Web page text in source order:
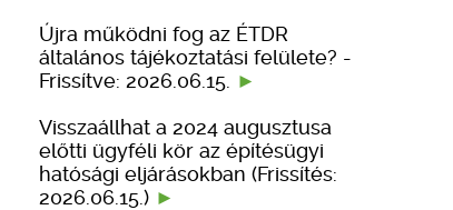
Újra működni fog az ÉTDR
általános tájékoztatási felülete? -
Frissítve: 2026.06.15.
Visszaállhat a 2024 augusztusa
előtti ügyféli kör az építésügyi
hatósági eljárásokban (Frissítés:
2026.06.15.)